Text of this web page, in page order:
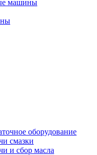
машины
оборудование
смазки
и сбор масла